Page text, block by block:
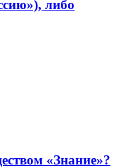
либо
«Знание»?